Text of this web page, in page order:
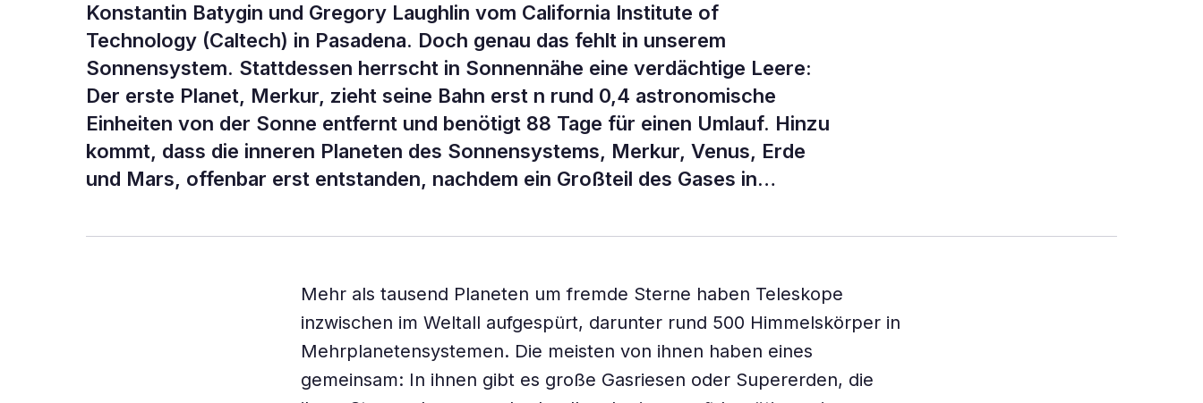
Konstantin Batygin und Gregory Laughlin vom California Institute of
Technology (Caltech) in Pasadena. Doch genau das fehlt in unserem
Sonnensystem. Stattdessen herrscht in Sonnennähe eine verdächtige Leere:
Der erste Planet, Merkur, zieht seine Bahn erst n rund 0,4 astronomische
Einheiten von der Sonne entfernt und benötigt 88 Tage für einen Umlauf. Hinzu
kommt, dass die inneren Planeten des Sonnensystems, Merkur, Venus, Erde
und Mars, offenbar erst entstanden, nachdem ein Großteil des Gases in…
Mehr als tausend Planeten um fremde Sterne haben Teleskope
inzwischen im Weltall aufgespürt, darunter rund 500 Himmelskörper in
Mehrplanetensystemen. Die meisten von ihnen haben eines
gemeinsam: In ihnen gibt es große Gasriesen oder Supererden, die